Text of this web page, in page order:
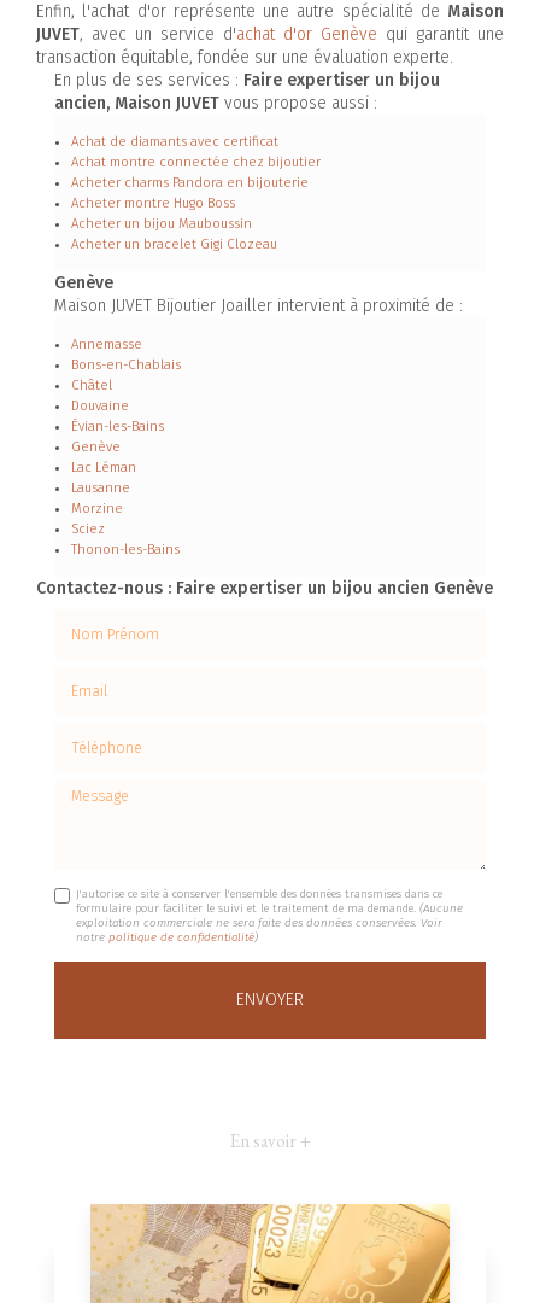
Enfin, l'achat d'or représente une autre spécialité de Maison
JUVET, avec un service d'achat d'or Genève qui garantit une
transaction équitable, fondée sur une évaluation experte.
En plus de ses services : Faire expertiser un bijou
ancien, Maison JUVET vous propose aussi :
Achat de diamants avec certificat
Achat montre connectée chez bijoutier
Acheter charms Pandora en bijouterie
Acheter montre Hugo Boss
Acheter un bijou Mauboussin
Acheter un bracelet Gigi Clozeau
Genève
Maison JUVET Bijoutier Joailler intervient à proximité de :
Annemasse
Bons-en-Chablais
Châtel
Douvaine
Évian-les-Bains
Genève
Lac Léman
Lausanne
Morzine
Sciez
Thonon-les-Bains
Contactez-nous : Faire expertiser un bijou ancien Genève
Message
J'autorise ce site à conserver l'ensemble des données transmises dans ce
formulaire pour faciliter le suivi et le traitement de ma demande.(Aucune
exploitation commerciale ne sera faite des données conservées. Voir
notrepolitique de confidentialité)
En savoir +